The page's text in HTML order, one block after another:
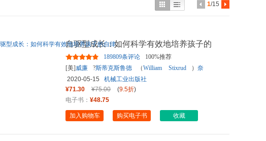
1/15
自驱型成长：如何科学有效地培养孩子的
自律
189809条评论
100%推荐
[美]威廉 ?斯蒂克斯鲁德 （William Stixrud ） 奈
德
?约翰逊 （NedJohnson ）、
2020-05-15
机械工业出版社
¥71.30
¥75.00 (9.5折)
电子书： ¥48.75
加入购物车 购买电子书 收藏